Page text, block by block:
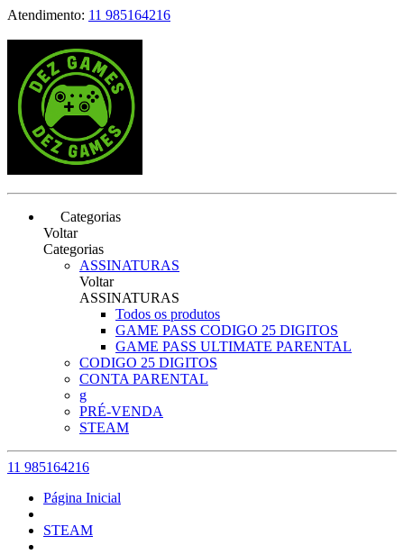
Atendimento: 11 985164216
Categorias
Voltar
Categorias
ASSINATURAS
Voltar
ASSINATURAS
Todos os produtos
GAME PASS CODIGO 25 DIGITOS
GAME PASS ULTIMATE PARENTAL
CODIGO 25 DIGITOS
CONTA PARENTAL
g
PRÉ-VENDA
STEAM
11 985164216
Página Inicial
STEAM